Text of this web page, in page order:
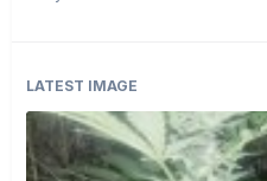
LATEST IMAGE